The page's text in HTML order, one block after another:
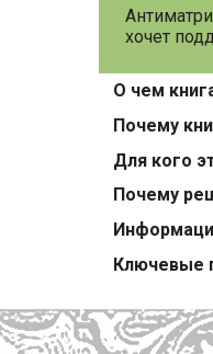
хочет
О чем
Почему
Для кого
Почему
Ключевые